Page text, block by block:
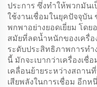
ประการ ซึ่งทำให้พวกมัน
ใช้งานเชื่อมในยุคปัจจุบั
พกพาอย่างยอดเยี่ยม โดย
สมัยที่ลดน้ำหนักของเครื่
ระดับประสิทธิภาพการทำ
นี้ มักจะเบากว่าเครื่องเชื่
เคลื่อนย้ายระหว่างสถาน
เสียพลังในการเชื่อม อีก